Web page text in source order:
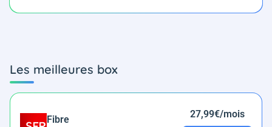
Les meilleures box
Fibre 27,99€/mois